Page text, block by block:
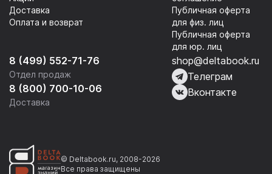
8 (499) 552-71-76
Отдел продаж
8 (800) 700-10-06
Доставка
Доставка
Оплата и возврат
Публичная оферта
для физ. лиц
Публичная оферта
для юр. лиц
shop@deltabook.ru
Телеграм
Вконтакте
© Deltabook.ru, 2008-2026
Все права защищены